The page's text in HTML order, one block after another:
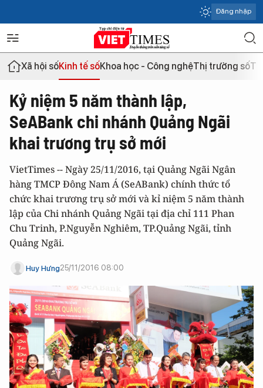
Đăng nhập
Xã hội sốKinh tế sốKhoa học - Công nghệThị trường số
Kỷ niệm 5 năm thành lập,
SeABank chi nhánh Quảng Ngãi
khai trương trụ sở mới
VietTimes -- Ngày 25/11/2016, tại Quảng Ngãi Ngân
hàng TMCP Đông Nam Á (SeABank) chính thức tổ
chức khai trương trụ sở mới và kỉ niệm 5 năm thành
lập của Chi nhánh Quảng Ngãi tại địa chỉ 111 Phan
Chu Trinh, P.Nguyễn Nghiêm, TP.Quảng Ngãi, tỉnh
Quảng Ngãi.
Huy Hưng25/11/2016 08:00